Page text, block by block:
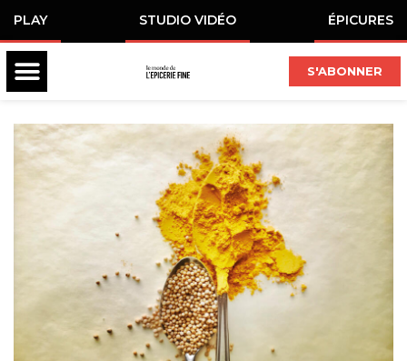
PLAY STUDIO VIDÉO ÉPICURES
S'ABONNER